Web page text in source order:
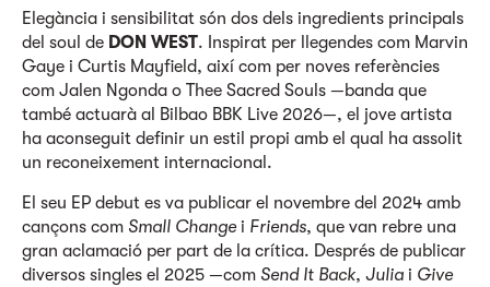
Elegància i sensibilitat són dos dels ingredients principals
del soul de DON WEST. Inspirat per llegendes com Marvin
Gaye i Curtis Mayfield, així com per noves referències
com Jalen Ngonda o Thee Sacred Souls —banda que
també actuarà al Bilbao BBK Live 2026—, el jove artista
ha aconseguit definir un estil propi amb el qual ha assolit
un reconeixement internacional.
El seu EP debut es va publicar el novembre del 2024 amb
cançons com Small Changei Friends, que van rebre una
gran aclamació per part de la crítica. Després de publicar
diversos singles el 2025 —com Send It Back, Julia i Give